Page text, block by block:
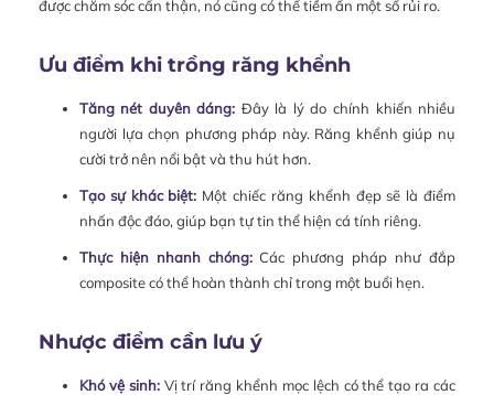
được chăm sóc cẩn thận, nó cũng có thể tiềm ẩn một số rủi ro.
Ưu điểm khi trồng răng khểnh
Tăng nét duyên dáng: Đây là lý do chính khiến nhiều
người lựa chọn phương pháp này. Răng khểnh giúp nụ
cười trở nên nổi bật và thu hút hơn.
Tạo sự khác biệt: Một chiếc răng khểnh đẹp sẽ là điểm
nhấn độc đáo, giúp bạn tự tin thể hiện cá tính riêng.
Thực hiện nhanh chóng:Các phương pháp như đắp
composite có thể hoàn thành chỉ trong một buổi hẹn.
Nhược điểm cần lưu ý
Khó vệ sinh:Vị trí răng khểnh mọc lệch có thể tạo ra các